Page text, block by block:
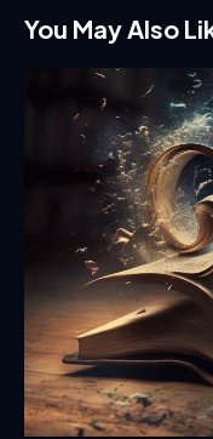
You May Also